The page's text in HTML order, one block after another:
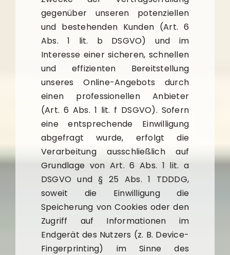
gegenüber unseren potenziellen
und bestehenden Kunden (Art. 6
Abs. 1 lit. b DSGVO) und im
Interesse einer sicheren, schnellen
und effizienten Bereitstellung
unseres Online-Angebots durch
einen professionellen Anbieter
(Art. 6 Abs. 1 lit. f DSGVO). Sofern
eine entsprechende Einwilligung
abgefragt wurde, erfolgt die
Verarbeitung ausschließlich auf
Grundlage von Art. 6 Abs. 1 lit. a
DSGVO und § 25 Abs. 1 TDDDG,
soweit die Einwilligung die
Speicherung von Cookies oder den
Zugriff auf Informationen im
Endgerät des Nutzers (z. B. Device-
Fingerprinting) im Sinne des